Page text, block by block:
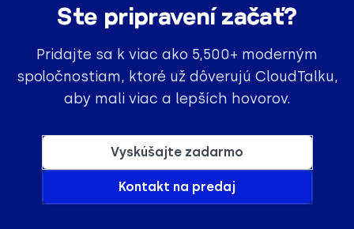
Ste pripravení začať?
Pridajte sa k viac ako 5,500+ moderným
spoločnostiam, ktoré už dôverujú CloudTalku,
aby mali viac a lepších hovorov.
Vyskúšajte zadarmo
Kontakt na predaj